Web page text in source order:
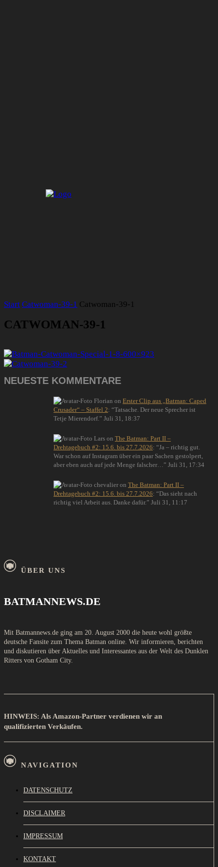
Start Catwoman-39-1 Catwoman-39-1
CATWOMAN-39-1
NEUESTE KOMMENTARE
Florian on Erster Clip aus „Batman: Caped
Crusader“ – Staffel 2: “Tatsache. Der neue Sprecher ist
Tetje Mierendorf. ” Juli 31, 18:37
Lars on The Batman: Part II –
Drehtagebuch #2: 15.6. bis 27.7.2026: “Ja – richtig gut.
War schon auf Instagram über ein paar Sachen gestolpert,
aber eben auch auf jede Menge falscher… ” Juli 31, 17:34
chevalier on The Batman: Part II –
Drehtagebuch #2: 15.6. bis 27.7.2026: “Das sieht nach
richtig viel Arbeit aus. Danke dafür. ” Juli 31, 11:17
ÜBER UNS
BATMANNEWS.DE
Mit Batmannews.de ging am 20. August 2000 die heute wohl größte
deutsche Fansite zum Thema Batman online. Wir informieren, berichten
und diskutieren über Aktuelles und Interessantes aus der Welt des Dunklen
Ritters von Gotham City.
HINWEIS: Als Amazon-Partner verdienen wir an
qualifizierten Verkäufen.
NAVIGATION
DATENSCHUTZ
DISCLAIMER
IMPRESSUM
KONTAKT